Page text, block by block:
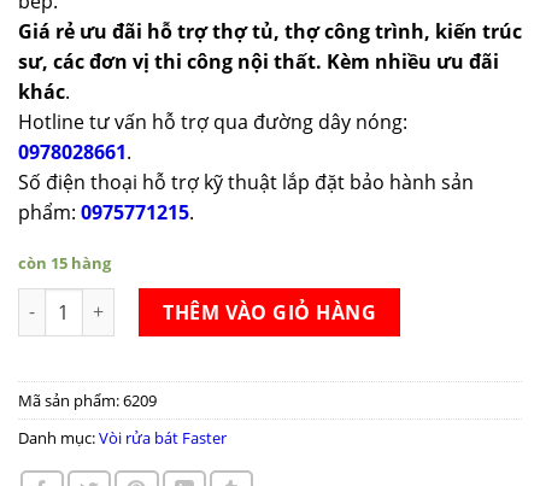
Giá rẻ ưu đãi hỗ trợ thợ tủ, thợ công trình, kiến trúc
sư, các đơn vị thi công nội thất. Kèm nhiều ưu đãi
khác.
Hotline tư vấn hỗ trợ qua đường dây nóng:
0978028661.
Số điện thoại hỗ trợ kỹ thuật lắp đặt bảo hành sản
phẩm: 0975771215.
còn 15 hàng
Vòi rửa bát Faster FS-902 số lượng
THÊM VÀO GIỎ HÀNG
Mã sản phẩm:6209
Danh mục:Vòi rửa bát Faster